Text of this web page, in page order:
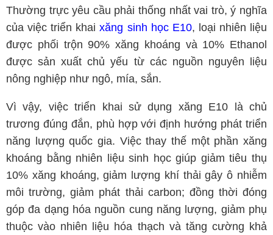
Thường trực yêu cầu phải thống nhất vai trò, ý nghĩa
của việc triển khaixăng sinh học E10, loại nhiên liệu
được phối trộn 90% xăng khoáng và 10% Ethanol
được sản xuất chủ yếu từ các nguồn nguyên liệu
nông nghiệp như ngô, mía, sắn.
Vì vậy, việc triển khai sử dụng xăng E10 là chủ
trương đúng đắn, phù hợp với định hướng phát triển
năng lượng quốc gia. Việc thay thế một phần xăng
khoáng bằng nhiên liệu sinh học giúp giảm tiêu thụ
10% xăng khoáng, giảm lượng khí thải gây ô nhiễm
môi trường, giảm phát thải carbon; đồng thời đóng
góp đa dạng hóa nguồn cung năng lượng, giảm phụ
thuộc vào nhiên liệu hóa thạch và tăng cường khả